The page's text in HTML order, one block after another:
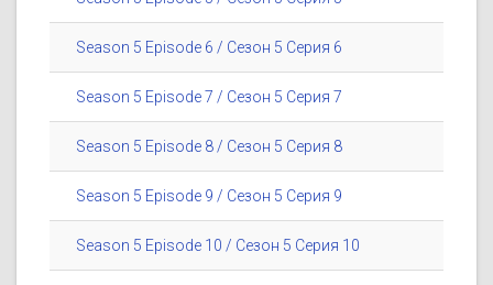
Season 5 Episode 6 / Сезон 5 Серия 6
Season 5 Episode 7 / Сезон 5 Серия 7
Season 5 Episode 8 / Сезон 5 Серия 8
Season 5 Episode 9 / Сезон 5 Серия 9
Season 5 Episode 10 / Сезон 5 Серия 10